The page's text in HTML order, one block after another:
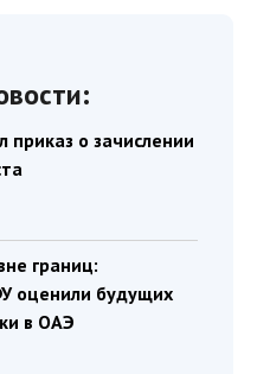
о зачислении
границ:
оценили будущих
в ОАЭ